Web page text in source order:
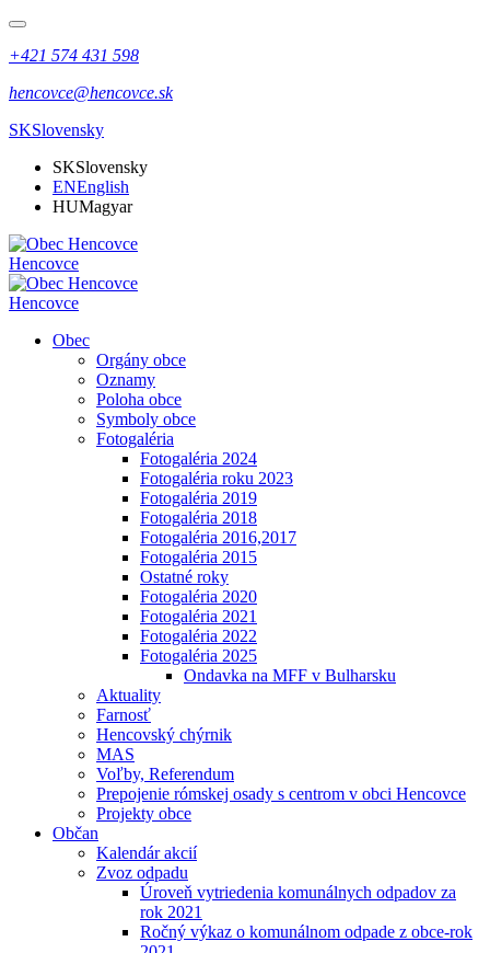
+421 574 431 598
hencovce@hencovce.sk
SKSlovensky
SKSlovensky
ENEnglish
HUMagyar
Hencovce
Hencovce
Obec
Orgány obce
Oznamy
Poloha obce
Symboly obce
Fotogaléria
Fotogaléria 2024
Fotogaléria roku 2023
Fotogaléria 2019
Fotogaléria 2018
Fotogaléria 2016,2017
Fotogaléria 2015
Ostatné roky
Fotogaléria 2020
Fotogaléria 2021
Fotogaléria 2022
Fotogaléria 2025
Ondavka na MFF v Bulharsku
Aktuality
Farnosť
Hencovský chýrnik
MAS
Voľby, Referendum
Prepojenie rómskej osady s centrom v obci Hencovce
Projekty obce
Občan
Kalendár akcií
Zvoz odpadu
Úroveň vytriedenia komunálnych odpadov za
rok 2021
Ročný výkaz o komunálnom odpade z obce-rok